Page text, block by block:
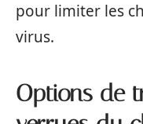
pour limiter les
virus.
Options de